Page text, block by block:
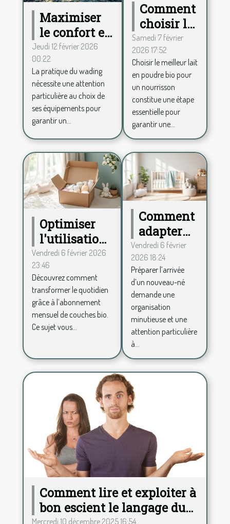
Maximiser
le confort en
wading :
conseils
pour choisir
ses
équipements
Jeudi 12 février 2026
00:22
La pratique du wading
nécessite une attention
particulière au choix de
ses équipements pour
garantir un...
Comment
choisir le
meilleur
lait en
poudre
bio pour
votre
bébé?
Samedi 7 février
2026 17:52
Choisir le meilleur lait
en poudre bio pour
un nourrisson
constitue une étape
essentielle pour
garantir une...
Optimiser
l'utilisation
des couches
bio via un
abonnement
mensuel
Vendredi 6 février 2026
23:46
Découvrez comment
transformer le quotidien
grâce à l’abonnement
mensuel de couches bio.
Ce sujet vous...
Comment
adapter
votre
maison à
l'arrivée
d'un
nouveau-
né?
Vendredi 6 février
2026 18:24
Préparer l’arrivée
d’un nouveau-né
demande une
organisation
minutieuse et une
attention particulière
à...
Comment lire et exploiter à
bon escient le langage du
Mercredi 10 décembre 2025 16:54